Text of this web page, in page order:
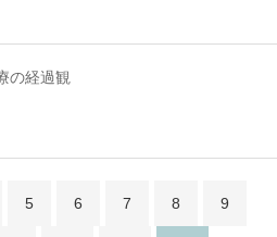
の経過観
5 6 7 8 9